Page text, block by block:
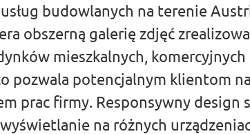
budowlanych na terenie
obszerną galerię zdjęć
mieszkalnych, komercyjnych
pozwala potencjalnym klientom
prac firmy. Responsywny design
na różnych